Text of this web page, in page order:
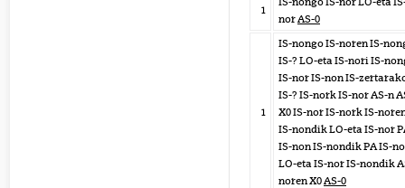
1
norAS-0
1
IS-nongo IS-noren IS-
IS-? LO-eta IS-nori IS-
IS-nor IS-non IS-
IS-? IS-nork IS-nor AS-n
X0 IS-nor IS-nork IS-
IS-nondik LO-eta IS-nor
IS-non IS-nondik PA IS-
LO-eta IS-nor IS-nondik
noren X0AS-0